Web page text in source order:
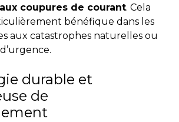
coupures de courant. Cela
bénéfique dans les
aux catastrophes naturelles ou
durable et
de